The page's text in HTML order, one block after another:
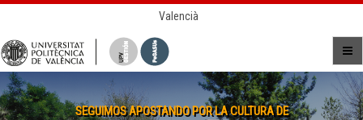
Valencià
SEGUIMOS APOSTANDO POR LA CULTURA DE